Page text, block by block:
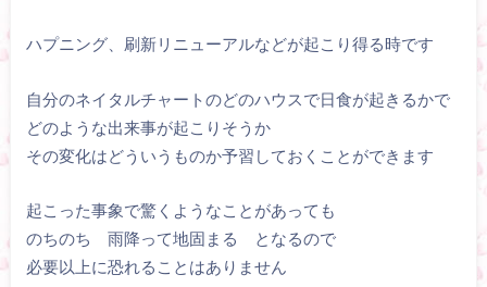
ハプニング、刷新リニューアルなどが起こり得る時です
自分のネイタルチャートのどのハウスで日食が起きるかで
どのような出来事が起こりそうか
その変化はどういうものか予習しておくことができます
起こった事象で驚くようなことがあっても
のちのち 雨降って地固まる となるので
必要以上に恐れることはありません